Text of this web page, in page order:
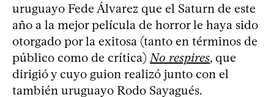
uruguayo Fede Álvarez que el Saturn de este
año a la mejor película de horror le haya sido
otorgado por la exitosa (tanto en términos de
público como de crítica)No respires, que
dirigió y cuyo guion realizó junto con el
también uruguayo Rodo Sayagués.